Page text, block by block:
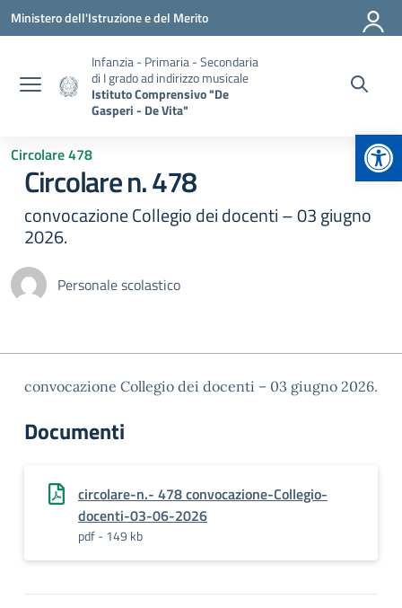
Vai ai contenuti
Vai al menu di navigazione
Vai al footer
Ministero dell'Istruzione e del Merito
Infanzia - Primaria - Secondaria
di I grado ad indirizzo musicale
Istituto Comprensivo "De
Gasperi - De Vita"
Circolare 478
Circolare n. 478
convocazione Collegio dei docenti – 03 giugno
2026.
Personale scolastico
convocazione Collegio dei docenti – 03 giugno 2026.
Documenti
circolare-n.- 478 convocazione-Collegio-
docenti-03-06-2026
pdf - 149 kb